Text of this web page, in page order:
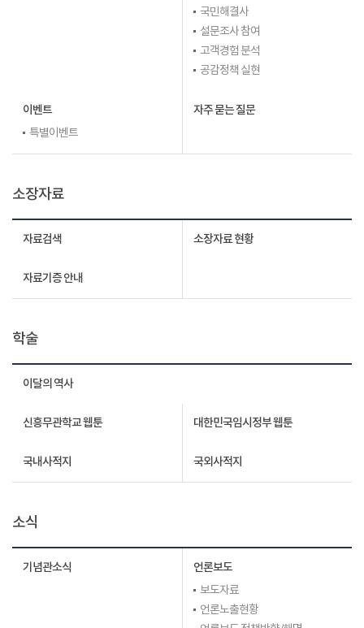
국민해결사
설문조사 참여
고객경험 분석
공감정책 실현
이벤트
특별이벤트
자주 묻는 질문
소장자료
자료검색 소장자료 현황
자료기증 안내
학술
이달의 역사
신흥무관학교 웹툰 대한민국임시정부 웹툰
국내사적지 국외사적지
소식
기념관소식 언론보도
보도자료
언론노출현황